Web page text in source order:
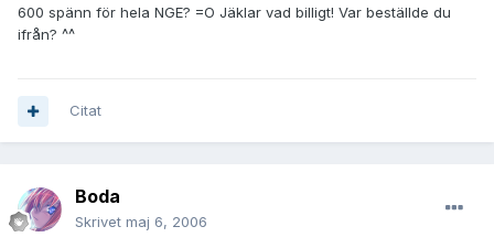
600 spänn för hela NGE? =O Jäklar vad billigt! Var beställde du
ifrån? ^^
Citat
Boda
Skrivet maj 6, 2006